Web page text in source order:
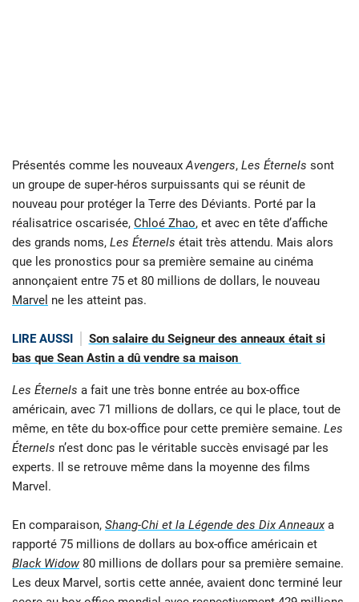
Présentés comme les nouveauxAvengers, Les Éternels sont
un groupe de super-héros surpuissants qui se réunit de
nouveau pour protéger la Terre des Déviants. Porté par la
réalisatrice oscarisée, Chloé Zhao, et avec en tête d’affiche
des grands noms, Les Éternels était très attendu. Mais alors
que les pronostics pour sa première semaine au cinéma
annonçaient entre 75 et 80 millions de dollars, le nouveau
Marvel ne les atteint pas.
LIRE AUSSI
Son salaire du Seigneur des anneaux était si
bas que Sean Astin a dû vendre sa maison
Les Éternels a fait une très bonne entrée au box-office
américain, avec 71 millions de dollars, ce qui le place, tout de
même, en tête du box-office pour cette première semaine. Les
Éternels n’est donc pas le véritable succès envisagé par les
experts. Il se retrouve même dans la moyenne des films
Marvel.
En comparaison, Shang-Chi et la Légende des Dix Anneaux a
rapporté 75 millions de dollars au box-office américain et
Black Widow 80 millions de dollars pour sa première semaine.
Les deux Marvel, sortis cette année, avaient donc terminé leur